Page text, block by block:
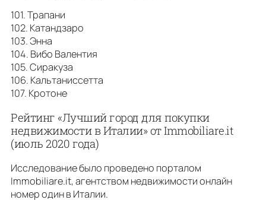
101. Трапани
102. Катандзаро
103. Энна
104. Вибо Валентия
105. Сиракуза
106. Кальтаниссетта
107. Кротоне
Рейтинг «Лучший город для покупки
недвижимости в Италии» от Immobiliare.it
(июль 2020 года)
Исследование было проведено порталом
Immobiliare.it, агентством недвижимости онлайн
номер один в Италии.